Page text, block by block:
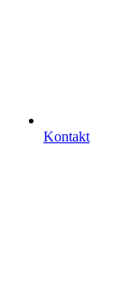
Kontakt